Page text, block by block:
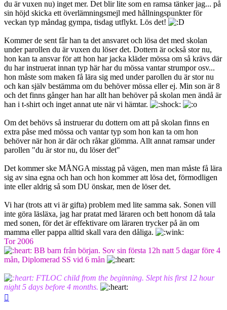
du är vuxen nu) inget mer. Det blir lite som en ramsa tänker jag... på
sin höjd skicka ett överlämningsmejl med hållningspunkter för
veckan typ måndag gympa, tisdag utflykt. Lös det!
Kommer de sent får han ta det ansvaret och lösa det med skolan
under parollen du är vuxen du löser det. Dottern är också stor nu,
hon kan ta ansvar för att hon har jacka kläder mössa om så krävs där
du har instruerat innan typ här har du mössa vantar strumpor osv...
hon måste som maken få lära sig med under parollen du är stor nu
och kan själv bestämma om du behöver mössa eller ej. Min son är 8
och det finns gånger han har allt han behöver på skolan men ändå är
han i t-shirt och inget annat ute när vi hämtar.
Om det behövs så instruerar du dottern om att på skolan finns en
extra påse med mössa och vantar typ som hon kan ta om hon
behöver när hon är där och råkar glömma. Allt annat ramsar under
parollen "du är stor nu, du löser det"
Det kommer ske MÅNGA misstag på vägen, men man måste få lära
sig av sina egna och han och hon kommer att lösa det, förmodligen
inte eller aldrig så som DU önskar, men de löser det.
Vi har (trots att vi är gifta) problem med lite samma sak. Sonen vill
inte göra läsläxa, jag har pratat med läraren och bett honom då tala
med sonen, för det är effektivare om läraren trycker på än om
mamma eller pappa alltid skall vara den dåliga.
Tor 2006
BB barn från början. Sov sin första 12h natt 5 dagar före 4
mån, Diplomerad SS vid 6 mån
FTLOC child from the beginning. Slept his first 12 hour
night 5 days before 4 months.